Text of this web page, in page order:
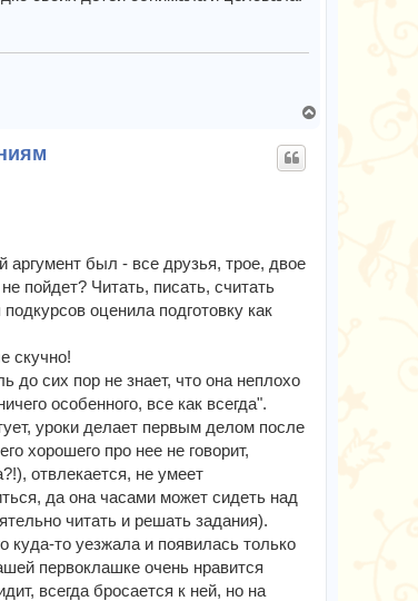
был - все друзья, трое, двое
пойдет? Читать, писать, считать
оценила подготовку как
скучно!
до сих пор не знает, что она неплохо
особенного, все как всегда".
уроки делает первым делом после
хорошего про нее не говорит,
отвлекается, не умеет
да она часами может сидеть над
читать и решать задания).
то уезжала и появилась только
первоклашке очень нравится
всегда бросается к ней, но на